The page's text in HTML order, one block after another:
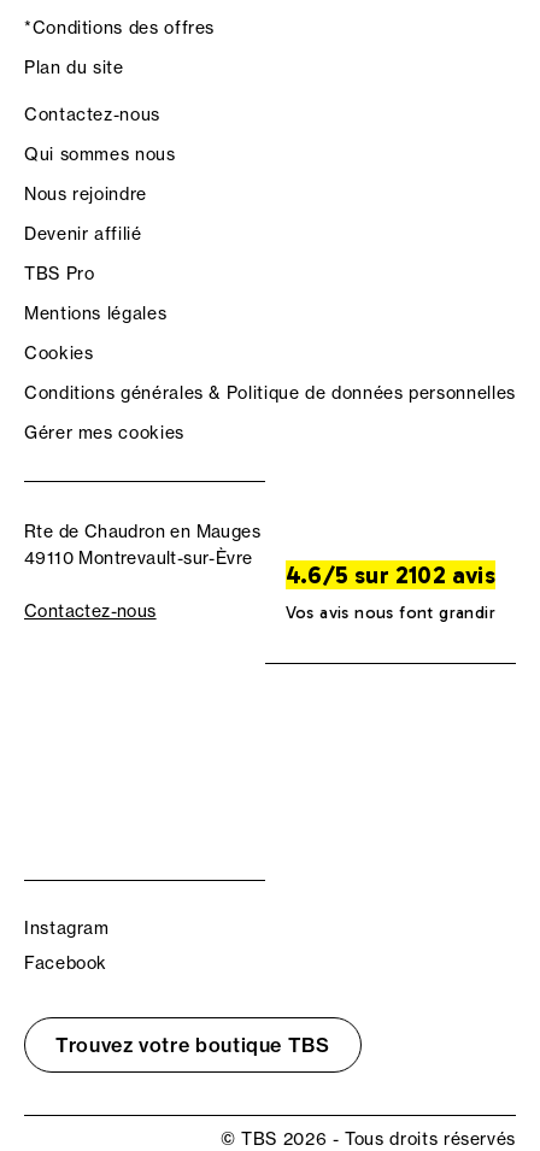
*Conditions des offres
Plan du site
Contactez-nous
Qui sommes nous
Nous rejoindre
Devenir affilié
TBS Pro
Mentions légales
Cookies
Conditions générales & Politique de données personnelles
Gérer mes cookies
Rte de Chaudron en Mauges
49110 Montrevault-sur-Èvre
Contactez-nous
4.6/5 sur 2102 avis
Vos avis nous font grandir
Instagram
Facebook
Trouvez votre boutique TBS
© TBS 2026 - Tous droits réservés